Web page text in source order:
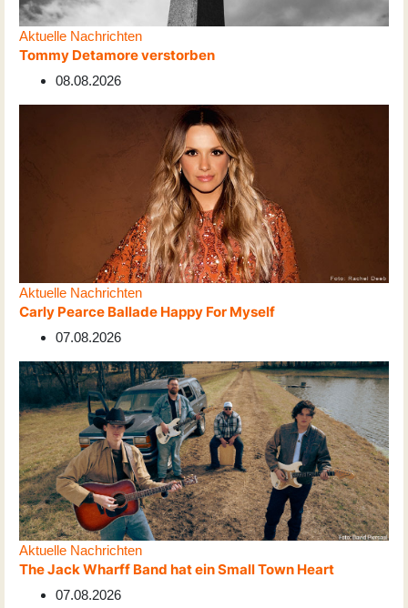
Aktuelle Nachrichten
Tommy Detamore verstorben
08.08.2026
Aktuelle Nachrichten
Carly Pearce Ballade Happy For Myself
07.08.2026
Aktuelle Nachrichten
The Jack Wharff Band hat ein Small Town Heart
07.08.2026